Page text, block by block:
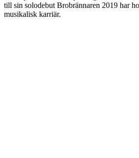
till sin solodebut Brobrännaren 2019 har
musikalisk karriär.